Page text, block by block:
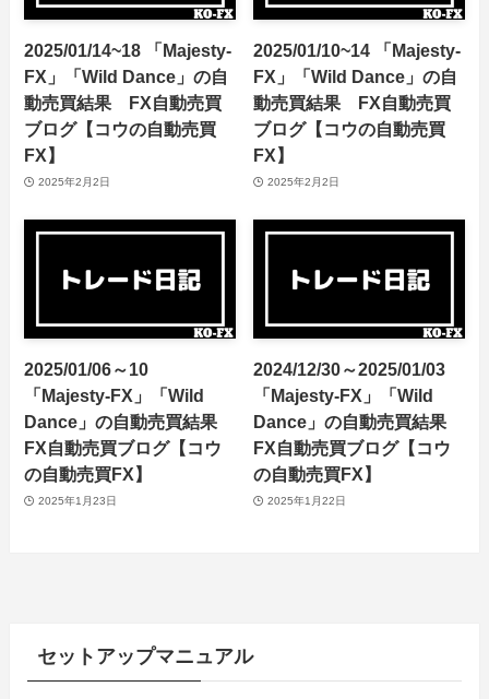
2025/01/14~18 「Majesty-
FX」「Wild Dance」の自
動売買結果 FX自動売買
ブログ【コウの自動売買
FX】
2025年2月2日
2025/01/10~14 「Majesty-
FX」「Wild Dance」の自
動売買結果 FX自動売買
ブログ【コウの自動売買
FX】
2025年2月2日
2025/01/06～10
「Majesty-FX」「Wild
Dance」の自動売買結果
FX自動売買ブログ【コウ
の自動売買FX】
2025年1月23日
2024/12/30～2025/01/03
「Majesty-FX」「Wild
Dance」の自動売買結果
FX自動売買ブログ【コウ
の自動売買FX】
2025年1月22日
セットアップマニュアル